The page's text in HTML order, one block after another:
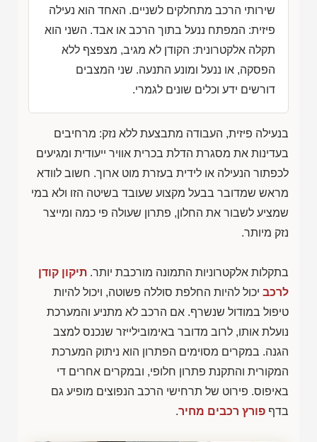
שירותי הרכב מתחלקים לשניים. האחד הוא נעילה
פיזית: המפתח ננעל בתוך הרכב או אבד. השני הוא
תקלה אלקטרונית: הקודן לא מגיב, מצפצף ללא
הפסקה, או ננעל ומונע התנעה. שני המצבים
דורשים ידע וכלים שונים לגמרי.
בנעילה פיזית, העבודה מתבצעת ללא נזק: מרחיבים
בעדינות את מסגרת הדלת בכרית אוויר ייעודית ומגיעים
לכפתור הנעילה או לידית בעזרת מוט ארוך. חשוב לוודא
מראש שמדובר בבעל מקצוע שעובד בשיטה הזו ולא במי
שמציע לשבור את החלון, פתרון שעולה פי כמה ומייצר
נזק מיותר.
בתקלות אלקטרוניות התמונה מורכבת יותר. תיקון קודן
לרכב יכול להיות החלפת סוללה פשוטה, ויכול להיות
טיפול במודול שנשרף. אם הרכב לא מתניע והמערכת
נועלת אותו, לרוב מדובר באימובילייזר שנכנס למצב
הגנה. במקרים מסוימים הפתרון הוא ניתוק המערכת
המקורית והתקנת פתרון חלופי, ובמקרים אחרים די
באיפוס. פירוט של תרחישי הרכב הנפוצים מופיע גם
בדף פורץ רכבים מחיר.